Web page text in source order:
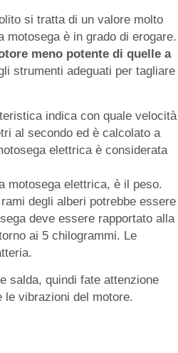
si tratta di un valore molto
motosega è in grado di erogare.
meno potente di quelle a
strumenti adeguati per tagliare
indica con quale velocità
al secondo ed è calcolato a
elettrica è considerata
motosega elettrica, è il peso.
degli alberi potrebbe essere
deve essere rapportato alla
ai 5 chilogrammi. Le
salda, quindi fate attenzione
le vibrazioni del motore.